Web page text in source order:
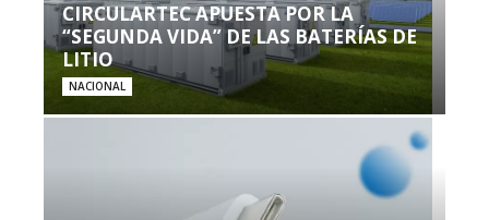
CIRCULARTEC APUESTA POR LA
“SEGUNDA VIDA” DE LAS BATERÍAS DE
LITIO
NACIONAL